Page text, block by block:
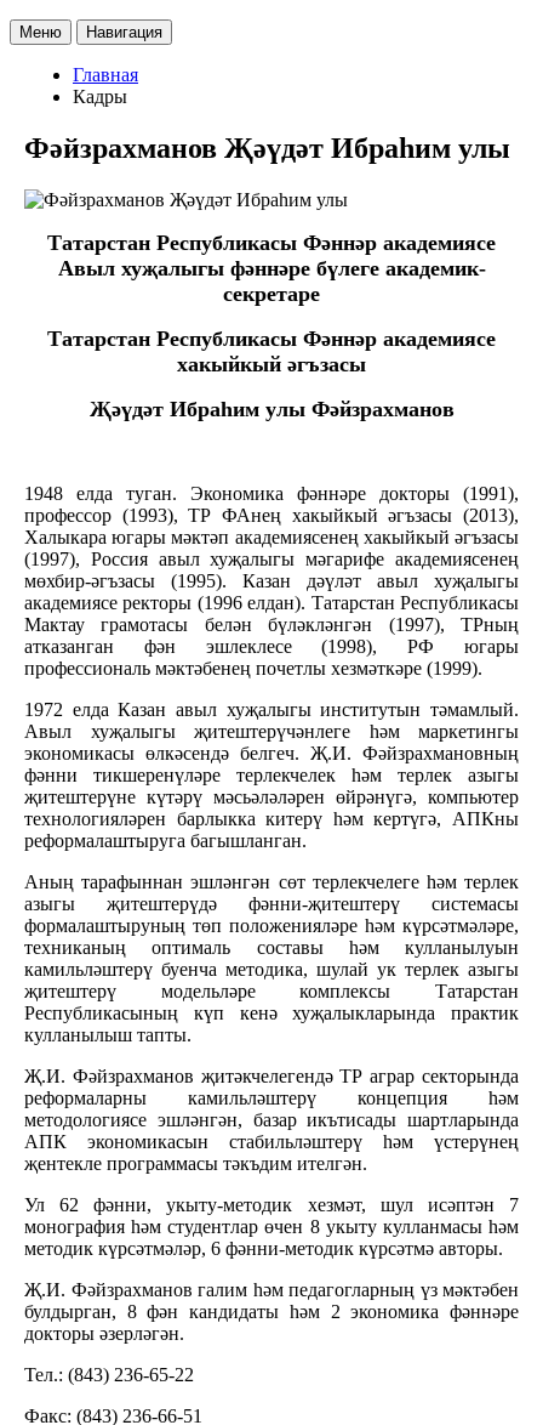
Меню Навигация
Главная
Кадры
Фәйзрахманов Җәүдәт Ибраһим улы
Татарстан Республикасы Фәннәр академиясе
Авыл хуҗалыгы фәннәре бүлеге академик-
секретаре
Татарстан Республикасы Фәннәр академиясе
хакыйкый әгъзасы
Җәүдәт Ибраһим улы Фәйзрахманов
1948 елда туган. Экономика фәннәре докторы (1991),
профессор (1993), ТР ФАнең хакыйкый әгъзасы (2013),
Халыкара югары мәктәп академиясенең хакыйкый әгъзасы
(1997), Россия авыл хуҗалыгы мәгарифе академиясенең
мөхбир-әгъзасы (1995). Казан дәүләт авыл хуҗалыгы
академиясе ректоры (1996 елдан). Татарстан Республикасы
Мактау грамотасы белән бүләкләнгән (1997), ТРның
атказанган фән эшлеклесе (1998), РФ югары
профессиональ мәктәбенең почетлы хезмәткәре (1999).
1972 елда Казан авыл хуҗалыгы институтын тәмамлый.
Авыл хуҗалыгы җитештерүчәнлеге һәм маркетингы
экономикасы өлкәсендә белгеч. Җ.И. Фәйзрахмановның
фәнни тикшеренүләре терлекчелек һәм терлек азыгы
җитештерүне күтәрү мәсьәләләрен өйрәнүгә, компьютер
технологияләрен барлыкка китерү һәм кертүгә, АПКны
реформалаштыруга багышланган.
Аның тарафыннан эшләнгән сөт терлекчелеге һәм терлек
азыгы җитештерүдә фәнни-җитештерү системасы
формалаштыруның төп положенияләре һәм күрсәтмәләре,
техниканың оптималь составы һәм кулланылуын
камильләштерү буенча методика, шулай ук терлек азыгы
җитештерү модельләре комплексы Татарстан
Республикасының күп кенә хуҗалыкларында практик
кулланылыш тапты.
Җ.И. Фәйзрахманов җитәкчелегендә ТР аграр секторында
реформаларны камильләштерү концепция һәм
методологиясе эшләнгән, базар икътисады шартларында
АПК экономикасын стабильләштерү һәм үстерүнең
җентекле программасы тәкъдим ителгән.
Ул 62 фәнни, укыту-методик хезмәт, шул исәптән 7
монография һәм студентлар өчен 8 укыту кулланмасы һәм
методик күрсәтмәләр, 6 фәнни-методик күрсәтмә авторы.
Җ.И. Фәйзрахманов галим һәм педагогларның үз мәктәбен
булдырган, 8 фән кандидаты һәм 2 экономика фәннәре
докторы әзерләгән.
Тел.: (843) 236-65-22
Факс: (843) 236-66-51